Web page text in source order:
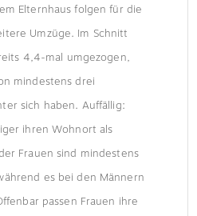
Elternhaus folgen für die
Umzüge. Im Schnitt
4,4-mal umgezogen,
mindestens drei
sich haben. Auffällig:
ihren Wohnort als
Frauen sind mindestens
es bei den Männern
passen Frauen ihre